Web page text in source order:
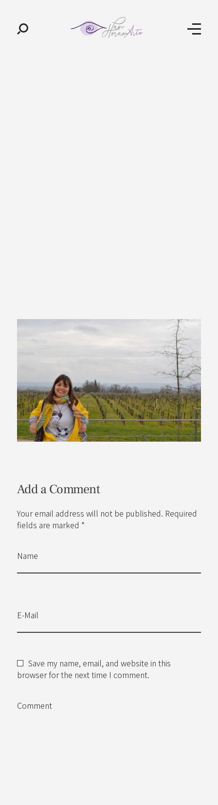
Add a Comment
Your email address will not be published. Required
fields are marked *
Name
E-Mail
Save my name, email, and website in this
browser for the next time I comment.
Comment